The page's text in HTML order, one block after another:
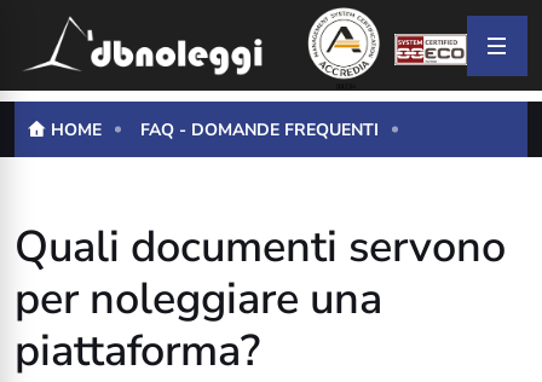
HOME FAQ - DOMANDE FREQUENTI
Quali documenti servono
per noleggiare una
piattaforma?